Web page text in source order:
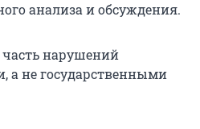
анализа и обсуждения.
часть нарушений
а не государственными